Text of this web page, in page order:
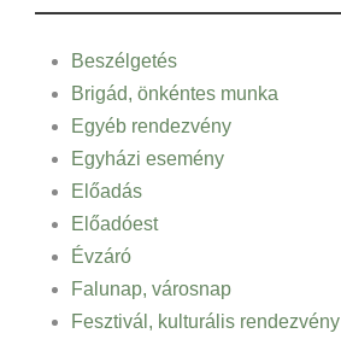
Beszélgetés
Brigád, önkéntes munka
Egyéb rendezvény
Egyházi esemény
Előadás
Előadóest
Évzáró
Falunap, városnap
Fesztivál, kulturális rendezvény